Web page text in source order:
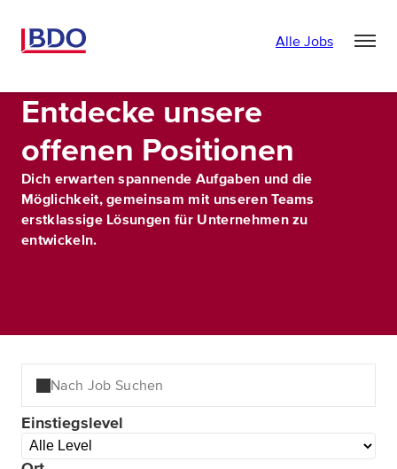
Alle Jobs
Entdecke unsere
offenen Positionen
Dich erwarten spannende Aufgaben und die
Möglichkeit, gemeinsam mit unseren Teams
erstklassige Lösungen für Unternehmen zu
entwickeln.
Einstiegslevel